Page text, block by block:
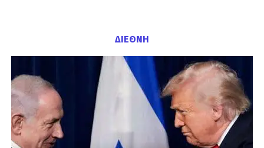
ΔΙΕΘΝΗ